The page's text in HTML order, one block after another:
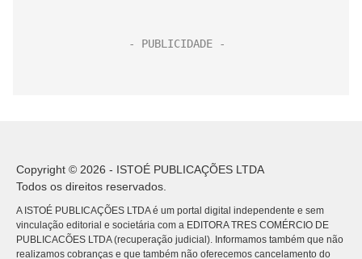
Copyright © 2026 - ISTOÉ PUBLICAÇÕES LTDA
Todos os direitos reservados.
A ISTOÉ PUBLICAÇÕES LTDA é um portal digital independente e sem
vinculação editorial e societária com a EDITORA TRES COMÉRCIO DE
PUBLICACÕES LTDA (recuperação judicial). Informamos também que não
realizamos cobranças e que também não oferecemos cancelamento do